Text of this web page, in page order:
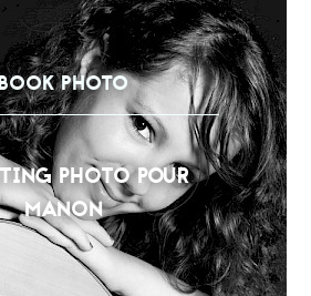
BOOK PHOTO
PHOTO POUR
MANON